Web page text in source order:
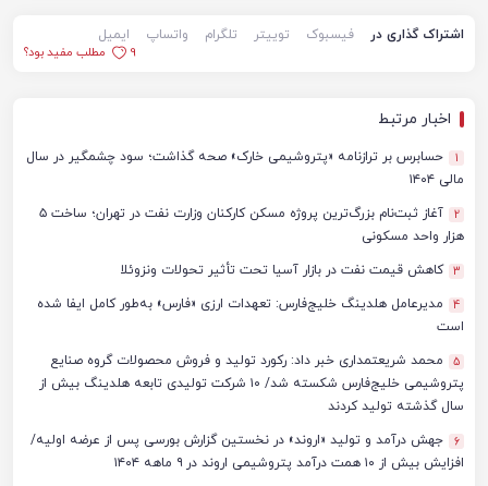
اشتراک گذاری در فیسبوک توییتر تلگرام واتساپ
ایمیل
9
مطلب مفید بود؟
اخبار مرتبط
1
حسابرس بر ترازنامه «پتروشیمی خارک» صحه گذاشت؛ سود چشمگیر در سال
مالی ۱۴۰۴
2
آغاز ثبت‌نام بزرگ‌ترین پروژه مسکن کارکنان وزارت نفت در تهران؛ ساخت ۵
هزار واحد مسکونی
3 کاهش قیمت نفت در بازار آسیا تحت تأثیر تحولات ونزوئلا
4
مدیرعامل هلدینگ خلیج‌فارس: تعهدات ارزی «فارس» به‌طور کامل ایفا شده
است
5
محمد شریعتمداری خبر داد: رکورد تولید و فروش محصولات گروه صنایع
پتروشیمی خلیج‌فارس شکسته شد/ ۱۰ شرکت تولیدی تابعه هلدینگ بیش از
سال گذشته تولید کردند
6
جهش درآمد و تولید «اروند» در نخستین گزارش بورسی پس از عرضه اولیه/
افزایش بیش از ۱۰ همت درآمد پتروشیمی اروند در ۹ ماهه ۱۴۰۴